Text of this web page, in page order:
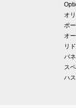
オ
ポ
オ
リ
バ
ス
ハ